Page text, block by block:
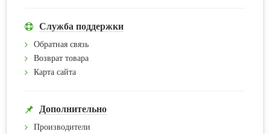
Служба поддержки
Обратная связь
Возврат товара
Карта сайта
Дополнительно
Производители